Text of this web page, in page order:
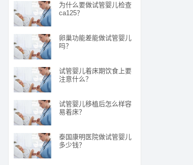
为什么要做试管婴儿检查
ca125？
卵巢功能差能做试管婴儿
吗？
试管婴儿着床期饮食上要
注意什么？
试管婴儿移植后怎么样容
易着床？
泰国康明医院做试管婴儿
多少钱？